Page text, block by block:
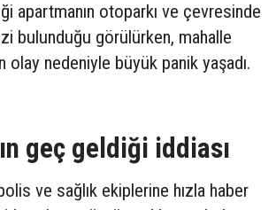
apartmanın otoparkı ve çevresinde
bulunduğu görülürken, mahalle
olay nedeniyle büyük panik yaşadı.
geç geldiği iddiası
ve sağlık ekiplerine hızla haber